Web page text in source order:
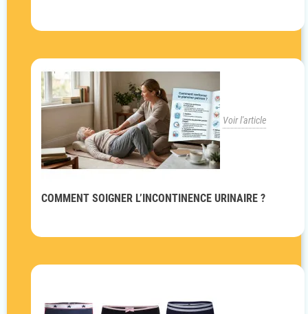
COMMENT SOIGNER L’INCONTINENCE URINAIRE ?
Voir l'article